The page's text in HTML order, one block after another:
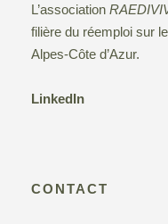
L’association
filière du réemploi sur
Alpes-
LinkedIn
CONTACT